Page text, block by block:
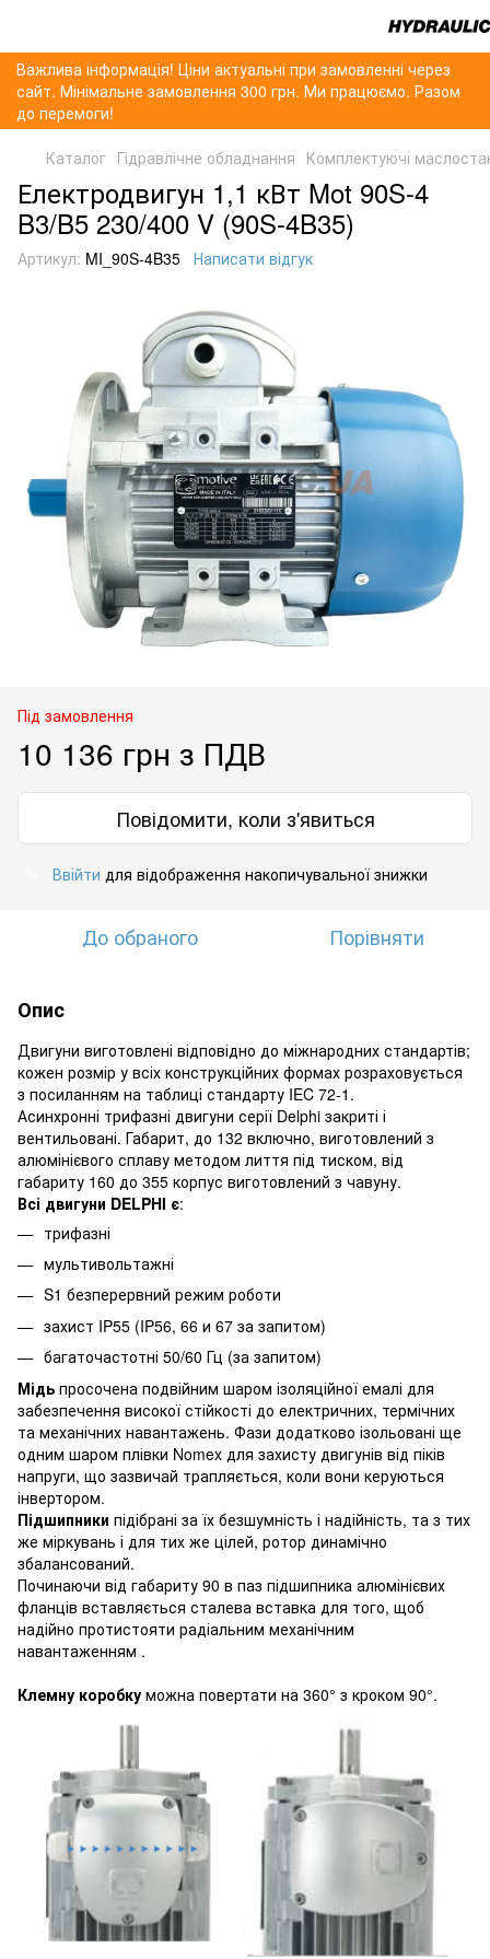
Важлива інформація! Ціни актуальні при замовленні через
сайт. Мінімальне замовлення 300 грн. Ми працюємо. Разом
до перемоги!
Каталог Гідравлічне обладнання Комплектуючі
Електродвигун 1,1 кВт Mot 90S-4
B3/B5 230/400 V (90S-4B35)
Артикул: MI_90S-4B35 Написати відгук
Під замовлення
10 136 грн з ПДВ
Повідомити, коли з'явиться
Ввійти для відображення накопичувальної знижки
До обраного Порівняти
Опис
Двигуни виготовлені відповідно до міжнародних стандартів;
кожен розмір у всіх конструкційних формах розраховується
з посиланням на таблиці стандарту IEC 72-1.
Асинхронні трифазні двигуни серії Delphi закриті і
вентильовані. Габарит, до 132 включно, виготовлений з
алюмінієвого сплаву методом лиття під тиском, від
габариту 160 до 355 корпус виготовлений з чавуну.
Всі двигуни DELPHI є:
трифазні
мультивольтажні
S1 безперервний режим роботи
захист IP55 (IP56, 66 и 67 за запитом)
багаточастотні 50/60 Гц (за запитом)
Мідь просочена подвійним шаром ізоляційної емалі для
забезпечення високої стійкості до електричних, термічних
та механічних навантажень. Фази додатково ізольовані ще
одним шаром плівки Nomex для захисту двигунів від піків
напруги, що зазвичай трапляється, коли вони керуються
інвертором.
Підшипники підібрані за їх безшумність і надійність, та з тих
же міркувань і для тих же цілей, ротор динамічно
збалансований.
Починаючи від габариту 90 в паз підшипника алюмінієвих
фланців вставляється сталева вставка для того, щоб
надійно протистояти радіальним механічним
навантаженням .
Клемну коробку можна повертати на 360° з кроком 90°.